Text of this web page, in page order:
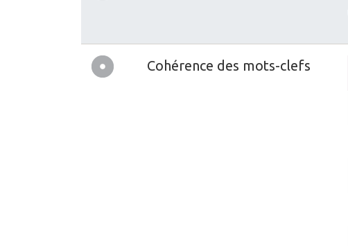
Cohérence des mots-clefs